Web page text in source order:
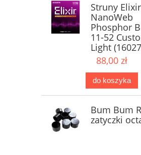
Struny Elixir
NanoWeb
Phosphor
11-52
Light
88,00 zł
do koszyka
Bum Bum
zatyczki